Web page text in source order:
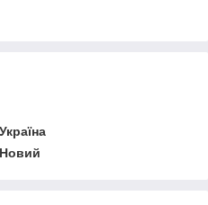
Україна
Новий